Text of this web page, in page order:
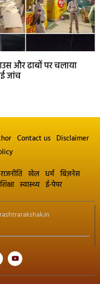
और ढाबों पर चलाया
जांच
Contact us Disclaimer
राजनीति खेल धर्म बिज़नेस
शिक्षा स्वास्थ्य ई-पेपर